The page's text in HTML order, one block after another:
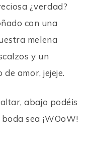
¿verdad?
con una
melena
y un
de amor, jejeje.
abajo podéis
sea ¡WOoW!